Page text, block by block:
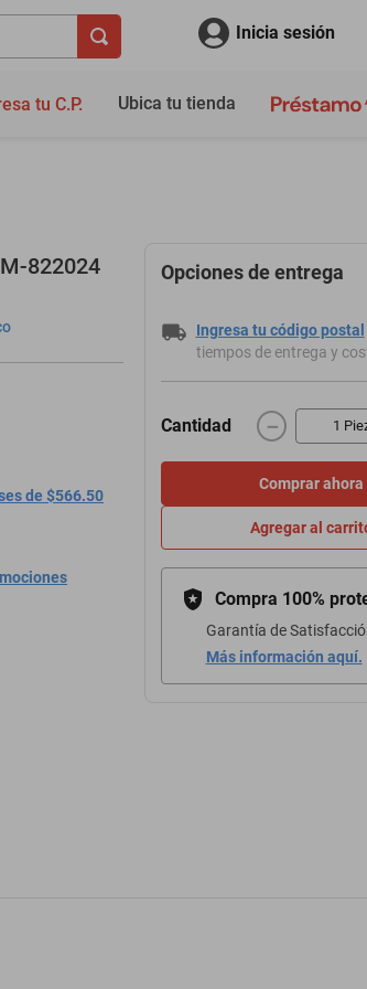
Inicia sesión
tu C.P. Ubica tu tienda
822024
de $566.50
Opciones de entrega
Ingresa tu código postal
tiempos de entrega y
Cantidad －
Comprar ahora
Agregar al
Compra 100%
Garantía de
Más información aquí.